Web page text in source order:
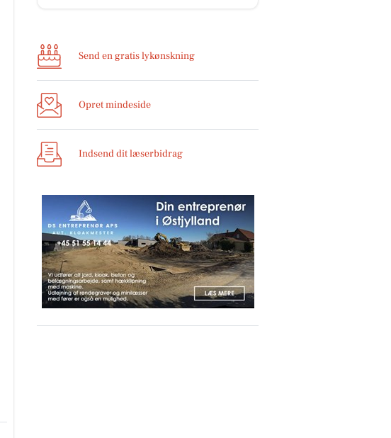
Send en gratis lykønskning
Opret mindeside
Indsend dit læserbidrag